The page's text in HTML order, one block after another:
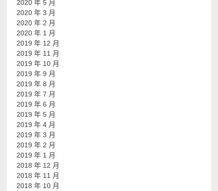
2020 年 5 月
2020 年 3 月
2020 年 2 月
2020 年 1 月
2019 年 12 月
2019 年 11 月
2019 年 10 月
2019 年 9 月
2019 年 8 月
2019 年 7 月
2019 年 6 月
2019 年 5 月
2019 年 4 月
2019 年 3 月
2019 年 2 月
2019 年 1 月
2018 年 12 月
2018 年 11 月
2018 年 10 月